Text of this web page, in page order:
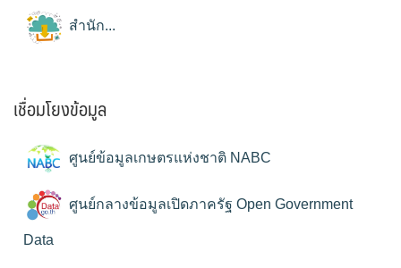
สำนัก...
เชื่อมโยงข้อมูล
ศูนย์ข้อมูลเกษตรแห่งชาติ NABC
ศูนย์กลางข้อมูลเปิดภาครัฐ Open Government
Data